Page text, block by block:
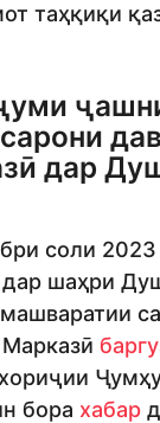
таҳқиқи
дар
соли 2023
шаҳри
бора хабар